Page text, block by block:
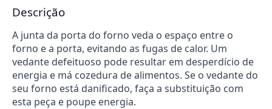
Descrição
A junta da porta do forno veda o espaço entre o
forno e a porta, evitando as fugas de calor. Um
vedante defeituoso pode resultar em desperdício de
energia e má cozedura de alimentos. Se o vedante do
seu forno está danificado, faça a substituição com
esta peça e poupe energia.